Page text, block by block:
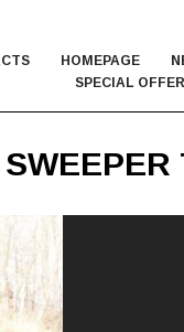
HOMEPAGE
SPECIAL